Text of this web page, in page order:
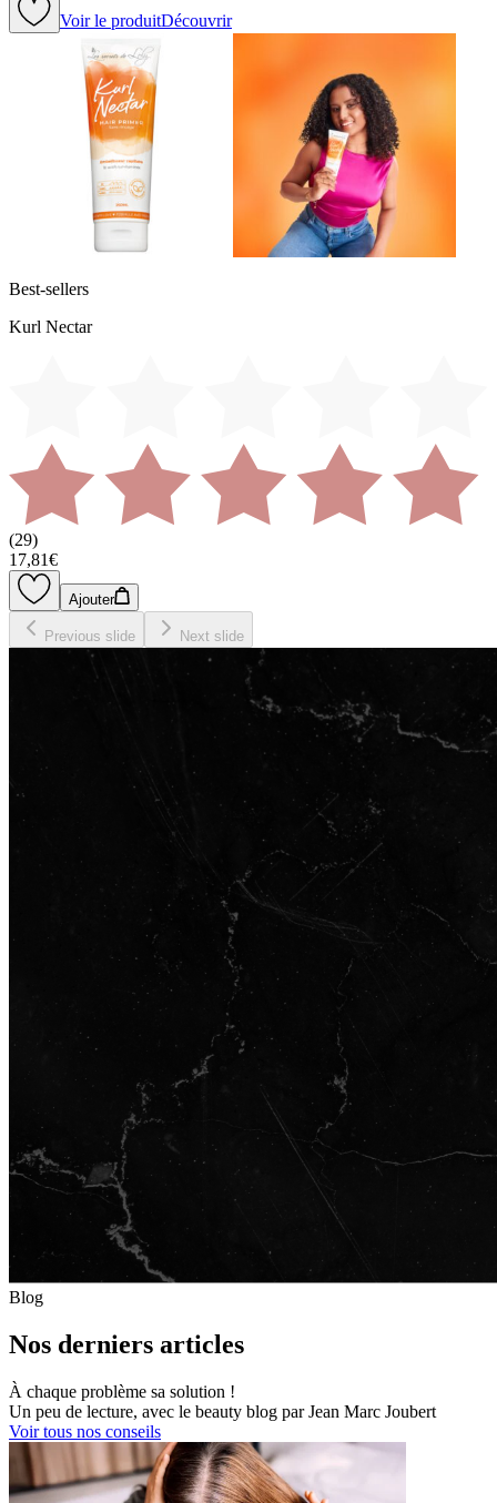
Voir le produitDécouvrir
Best-sellers
Kurl Nectar
(29)
17,81€
Ajouter
Previous slide Next slide
Blog
Nos derniers articles
À chaque problème sa solution !
Un peu de lecture, avec le beauty blog par Jean Marc Joubert
Voir tous nos conseils